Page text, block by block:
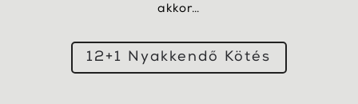
akkor…
12+1 Nyakkendő Kötés